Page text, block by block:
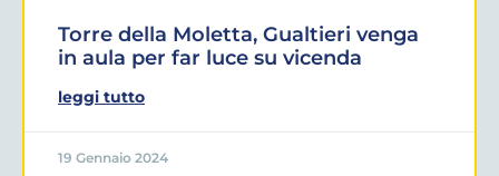
Torre della Moletta, Gualtieri venga
in aula per far luce su vicenda
leggi tutto
19 Gennaio 2024